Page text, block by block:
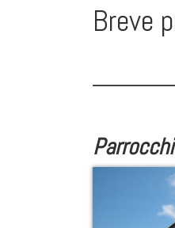
Breve